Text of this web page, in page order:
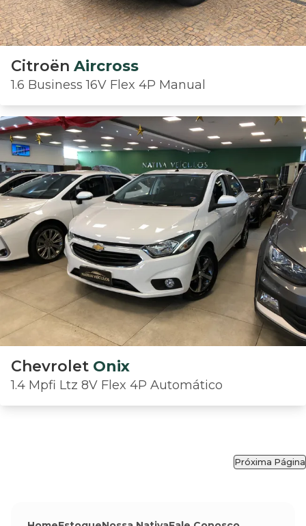
Citroën Aircross
1.6 Business 16V Flex 4P Manual
Chevrolet Onix
1.4 Mpfi Ltz 8V Flex 4P Automático
Próxima Página